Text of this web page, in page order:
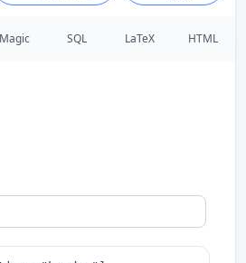
Magic SQL LaTeX HTML